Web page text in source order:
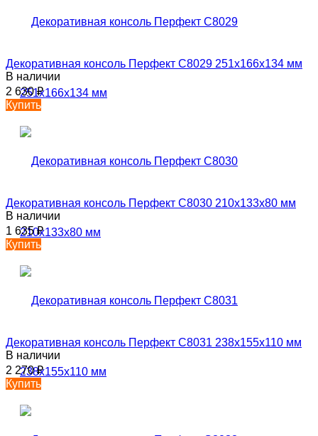
Декоративная консоль Перфект C8029 251х166х134 мм
В наличии
2 630₽
Купить
Декоративная консоль Перфект C8030 210х133х80 мм
В наличии
1 635₽
Купить
Декоративная консоль Перфект C8031 238х155х110 мм
В наличии
2 270₽
Купить